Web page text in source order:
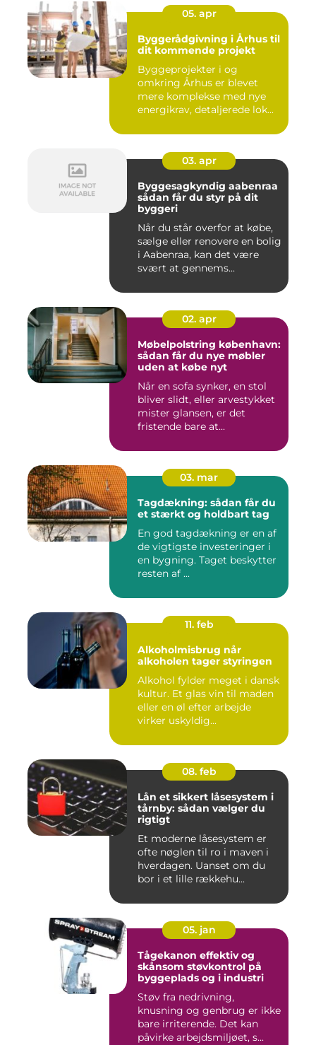
05. apr
Byggerådgivning i Århus til
dit kommende projekt
Byggeprojekter i og
omkring Århus er blevet
mere komplekse med nye
energikrav, detaljerede lok...
03. apr
Byggesagkyndig aabenraa
sådan får du styr på dit
byggeri
Når du står overfor at købe,
sælge eller renovere en bolig
i Aabenraa, kan det være
svært at gennems...
02. apr
Møbelpolstring københavn:
sådan får du nye møbler
uden at købe nyt
Når en sofa synker, en stol
bliver slidt, eller arvestykket
mister glansen, er det
fristende bare at...
03. mar
Tagdækning: sådan får du
et stærkt og holdbart tag
En god tagdækning er en af
de vigtigste investeringer i
en bygning. Taget beskytter
resten af ...
11. feb
Alkoholmisbrug når
alkoholen tager styringen
Alkohol fylder meget i dansk
kultur. Et glas vin til maden
eller en øl efter arbejde
virker uskyldig...
08. feb
Lån et sikkert låsesystem i
tårnby: sådan vælger du
rigtigt
Et moderne låsesystem er
ofte nøglen til ro i maven i
hverdagen. Uanset om du
bor i et lille rækkehu...
05. jan
Tågekanon effektiv og
skånsom støvkontrol på
byggeplads og i industri
Støv fra nedrivning,
knusning og genbrug er ikke
bare irriterende. Det kan
påvirke arbejdsmiljøet, s...